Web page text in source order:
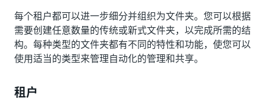
每个租户都可以进一步细分并组织为文件夹。您可以根据
需要创建任意数量的传统或新式文件夹，以完成所需的结
构。每种类型的文件夹都有不同的特性和功能，使您可以
使用适当的类型来管理自动化的管理和共享。
租户